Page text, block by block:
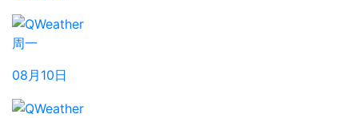
周一
08月10日